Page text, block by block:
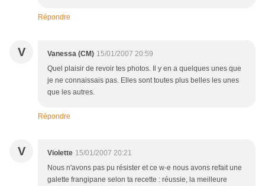
Répondre
V Vanessa (CM) 15/01/2007 20:59
Quel plaisir de revoir tes photos. Il y en a quelques unes que
je ne connaissais pas. Elles sont toutes plus belles les unes
que les autres.
Répondre
V Violette 15/01/2007 20:21
Nous n'avons pas pu résister et ce w-e nous avons refait une
galette frangipane selon ta recette : réussie, la meilleure